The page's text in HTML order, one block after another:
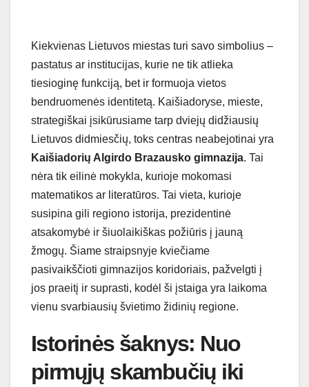
Kiekvienas Lietuvos miestas turi savo simbolius –
pastatus ar institucijas, kurie ne tik atlieka
tiesioginę funkciją, bet ir formuoja vietos
bendruomenės identitetą. Kaišiadoryse, mieste,
strategiškai įsikūrusiame tarp dviejų didžiausių
Lietuvos didmiesčių, toks centras neabejotinai yra
Kaišiadorių Algirdo Brazausko gimnazija. Tai
nėra tik eilinė mokykla, kurioje mokomasi
matematikos ar literatūros. Tai vieta, kurioje
susipina gili regiono istorija, prezidentinė
atsakomybė ir šiuolaikiškas požiūris į jauną
žmogų. Šiame straipsnyje kviečiame
pasivaikščioti gimnazijos koridoriais, pažvelgti į
jos praeitį ir suprasti, kodėl ši įstaiga yra laikoma
vienu svarbiausių švietimo židinių regione.
Istorinės šaknys: Nuo
pirmųjų skambučių iki